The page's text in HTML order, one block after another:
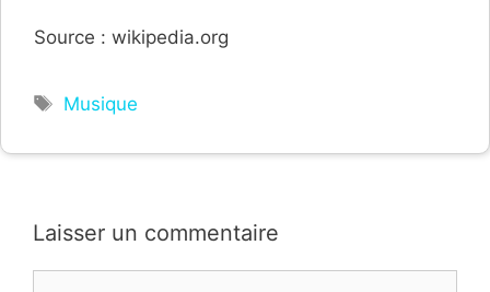
Source : wikipedia.org
Étiquettes
Musique
Laisser un commentaire